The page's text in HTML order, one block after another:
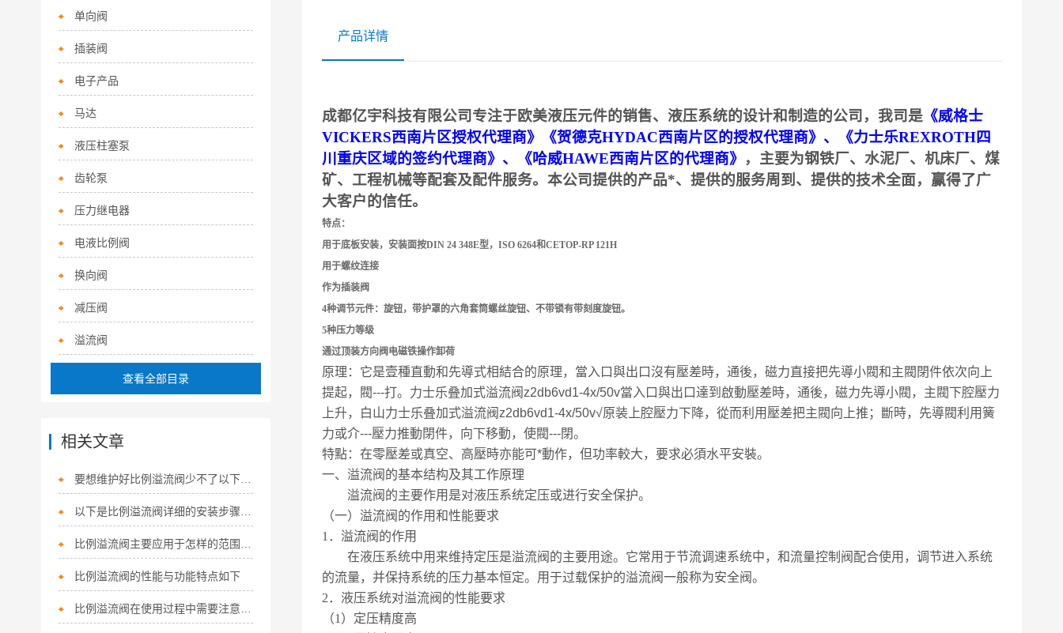
产品详情
成都亿宇科技有限公司专注于欧美液压元件的销售、液压系统的设计和制造的公司，我司是 《威格士
VICKERS西南片区授权代理商》《贺德克HYDAC西南片区的授权代理商》、《力士乐REXROTH四
川重庆区域的签约代理商》、《哈威HAWE西南片区的代理商》 ，主要为钢铁厂、水泥厂、机床厂、煤
矿、工程机械等配套及配件服务。本公司提供的产品*、提供的服务周到、提供的技术全面，赢得了广
大客户的信任。
特点：
用于底板安装，安装面按DIN 24 348E型，ISO 6264和CETOP-RP 121H
用于螺纹连接
作为插装阀
4种调节元件：旋钮，带护罩的六角套筒螺丝旋钮、不带锁有带刻度旋钮。
5种压力等级
通过顶装方向阀电磁铁操作卸荷
原理：它是壹種直動和先導式相結合的原理，當入口與出口沒有壓差時，通後，磁力直接把先導小閥和主閥閉件依次向上
提起，閥---打。力士乐叠加式溢流阀z2db6vd1-4x/50v當入口與出口達到啟動壓差時，通後，磁力先導小閥，主閥下腔壓力
上升，白山力士乐叠加式溢流阀z2db6vd1-4x/50v√原装上腔壓力下降，從而利用壓差把主閥向上推；斷時，先導閥利用簧
力或介---壓力推動閉件，向下移動，使閥---閉。
特點：在零壓差或真空、高壓時亦能可*動作，但功率較大，要求必須水平安裝。
一、溢流阀的基本结构及其工作原理
溢流阀的主要作用是对液压系统定压或进行安全保护。
（一）溢流阀的作用和性能要求
1 ．溢流阀的作用
在液压系统中用来维持定压是溢流阀的主要用途。它常用于节流调速系统中，和流量控制阀配合使用，调节进入系统
的流量，并保持系统的压力基本恒定。用于过载保护的溢流阀一般称为安全阀。
2．液压系统对溢流阀的性能要求
（1）定压精度高
单向阀
插装阀
电子产品
马达
液压柱塞泵
齿轮泵
压力继电器
电液比例阀
换向阀
减压阀
溢流阀
查看全部目录
相关文章
要想维护好比例溢流阀少不了以下步骤！
比例溢流阀的性能与功能特点如下